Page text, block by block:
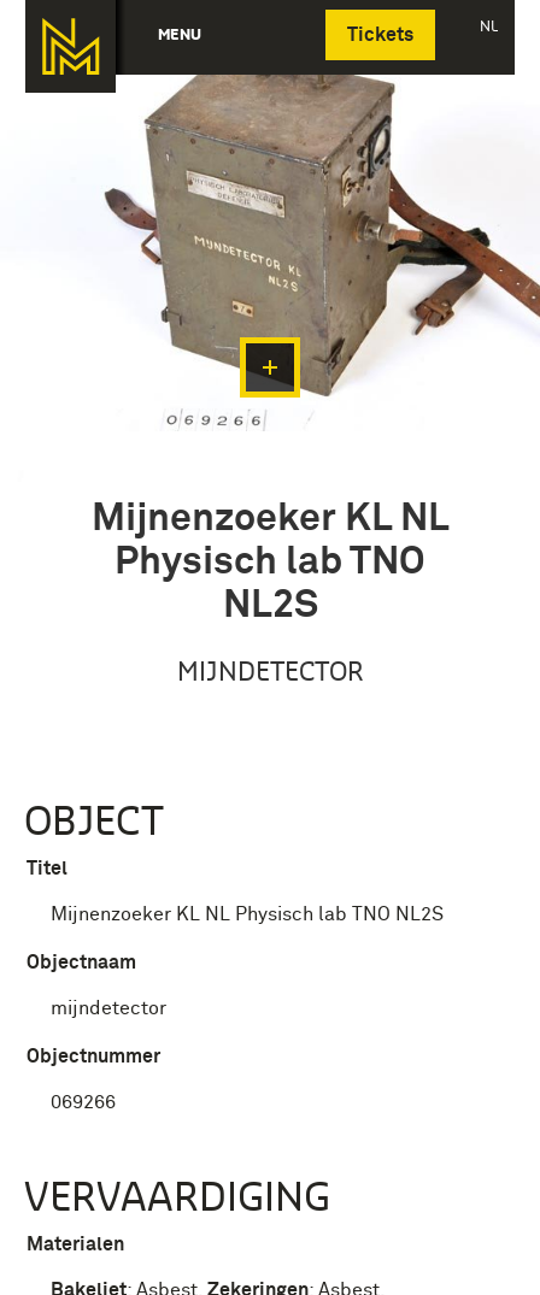
MENU Tickets NL
Deutsch
Mijnenzoeker KL NL
Physisch lab TNO
NL2S
MIJNDETECTOR
OBJECT
Titel
Mijnenzoeker KL NL Physisch lab TNO NL2S
Objectnaam
mijndetector
Objectnummer
069266
VERVAARDIGING
Materialen
Bakeliet: Asbest Zekeringen: Asbest